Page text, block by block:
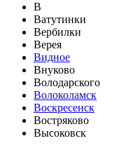
В
Ватутинки
Вербилки
Верея
Видное
Внуково
Володарского
Волоколамск
Воскресенск
Востряково
Высоковск